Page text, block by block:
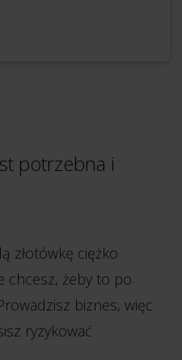
potrzebna i
złotówkę ciężko
chcesz, żeby to po
biznes, więc
ryzykować